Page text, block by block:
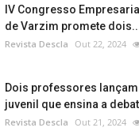
IV Congresso
de Varzim promete
Revista Descla Out 22, 2024
Dois professores
juvenil que ensina a
Revista Descla Out 21, 2024